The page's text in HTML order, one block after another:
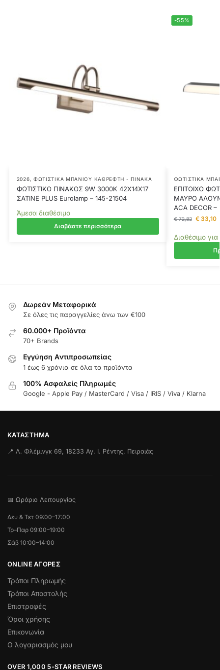
2026, ΦΩΤΙΣΤΙΚΆ ΜΠΆΝΙΟΥ ΚΑΘΡΈΦΤΗ - ΠΊΝΑΚΑ
ΦΩΤΙΣΤΙΚΟ ΠΙΝΑΚΟΣ 9W 3000K 42X14X17
ΣΑΤΙΝΕ PLUS Eurolamp – 145-21504
Άμεσα διαθέσιμο
Διαβάστε περισσότερα
-55%
ΦΩΤΙΣΤΙΚΆ
ΕΠΙΤΟΙΧΟ
ΜΑΥΡΟ
ACA DECOR –
€72,82 €33,10
Διαθέσιμο
Δωρεάν Μεταφορικά
Σε όλες τις παραγγελίες άνω των €100
60.000+ Προϊόντα
70+ Brands
Εγγύηση Aντιπροσωπείας
1 έως 6 χρόνια σε όλα τα προϊόντα
100% Ασφαλείς Πληρωμές
Google - Apple Pay / MasterCard / Visa / IRIS / Viva / Klarna
ΚΑΤΆΣΤΗΜΑ
📍 Λ. Φλέμινγκ 69, 18233 Αγ. Ι. Ρέντης, Πειραιάς
📅 Ωράριο Λειτουργίας
Δευ & Τετ 09:00–17:00
Τρ–Παρ 09:00–19:00
Σάβ 10:00–14:00
ONLINE ΑΓΟΡΕΣ
Τρόποι Πληρωμής
Τρόποι Αποστολής
Επιστροφές
Όροι χρήσης
Επικονωνία
Ο λογαριασμός μου
OVER 1,000 5-STAR REVIEWS